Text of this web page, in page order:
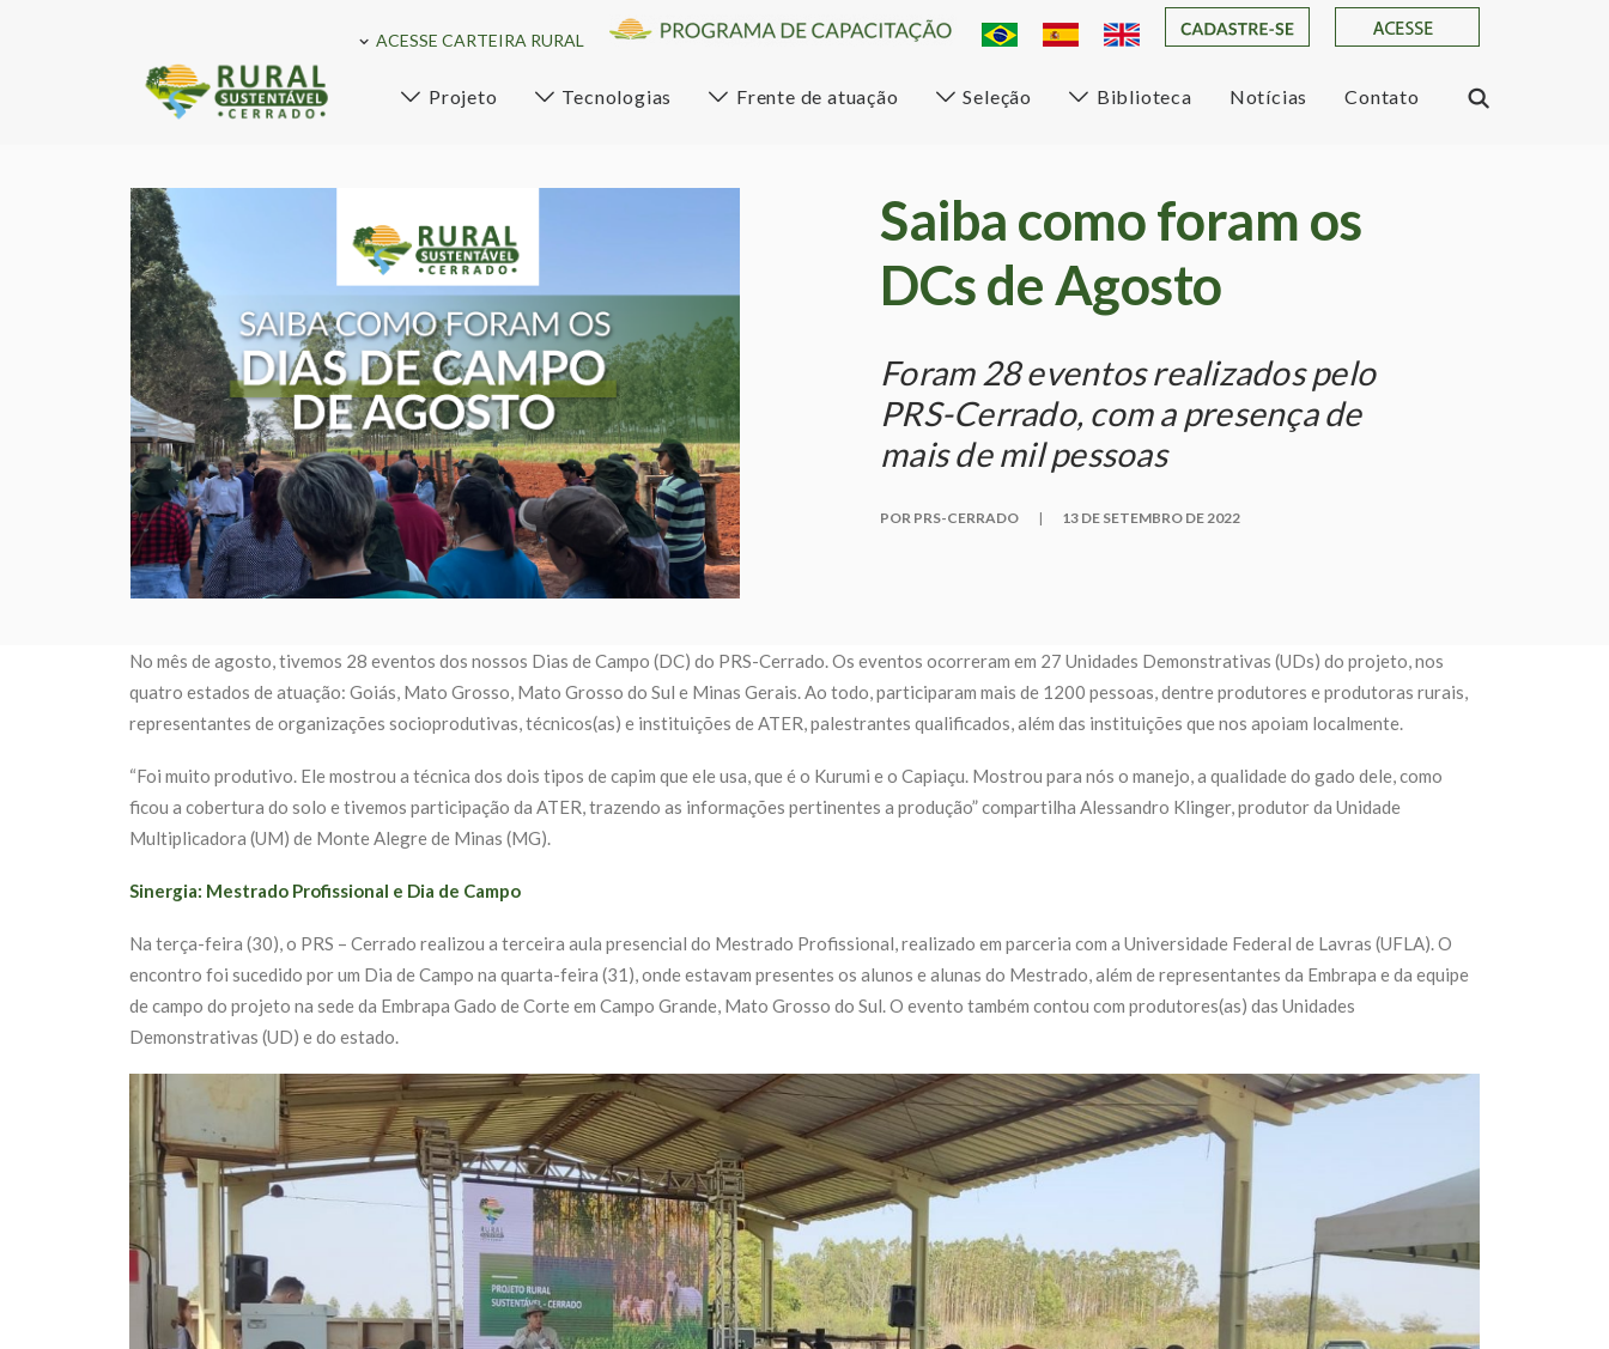
ACESSE CARTEIRA RURAL
Projeto Tecnologias Frente de atuação Seleção Biblioteca Notícias Contato
Saiba como foram os
DCs de Agosto
Foram 28 eventos realizados pelo
PRS-Cerrado, com a presença de
mais de mil pessoas
POR PRS-CERRADO | 13 DE SETEMBRO DE 2022
No mês de agosto, tivemos 28 eventos dos nossos Dias de Campo (DC) do PRS-Cerrado. Os eventos ocorreram em 27 Unidades Demonstrativas (UDs) do projeto, nos
quatro estados de atuação: Goiás, Mato Grosso, Mato Grosso do Sul e Minas Gerais. Ao todo, participaram mais de 1200 pessoas, dentre produtores e produtoras rurais,
representantes de organizações socioprodutivas, técnicos(as) e instituições de ATER, palestrantes qualificados, além das instituições que nos apoiam localmente.
“Foi muito produtivo. Ele mostrou a técnica dos dois tipos de capim que ele usa, que é o Kurumi e o Capiaçu. Mostrou para nós o manejo, a qualidade do gado dele, como
ficou a cobertura do solo e tivemos participação da ATER, trazendo as informações pertinentes a produção” compartilha Alessandro Klinger, produtor da Unidade
Multiplicadora (UM) de Monte Alegre de Minas (MG).
Sinergia: Mestrado Profissional e Dia de Campo
Na terça-feira (30), o PRS – Cerrado realizou a terceira aula presencial do Mestrado Profissional, realizado em parceria com a Universidade Federal de Lavras (UFLA). O
encontro foi sucedido por um Dia de Campo na quarta-feira (31), onde estavam presentes os alunos e alunas do Mestrado, além de representantes da Embrapa e da equipe
de campo do projeto na sede da Embrapa Gado de Corte em Campo Grande, Mato Grosso do Sul. O evento também contou com produtores(as) das Unidades
Demonstrativas (UD) e do estado.